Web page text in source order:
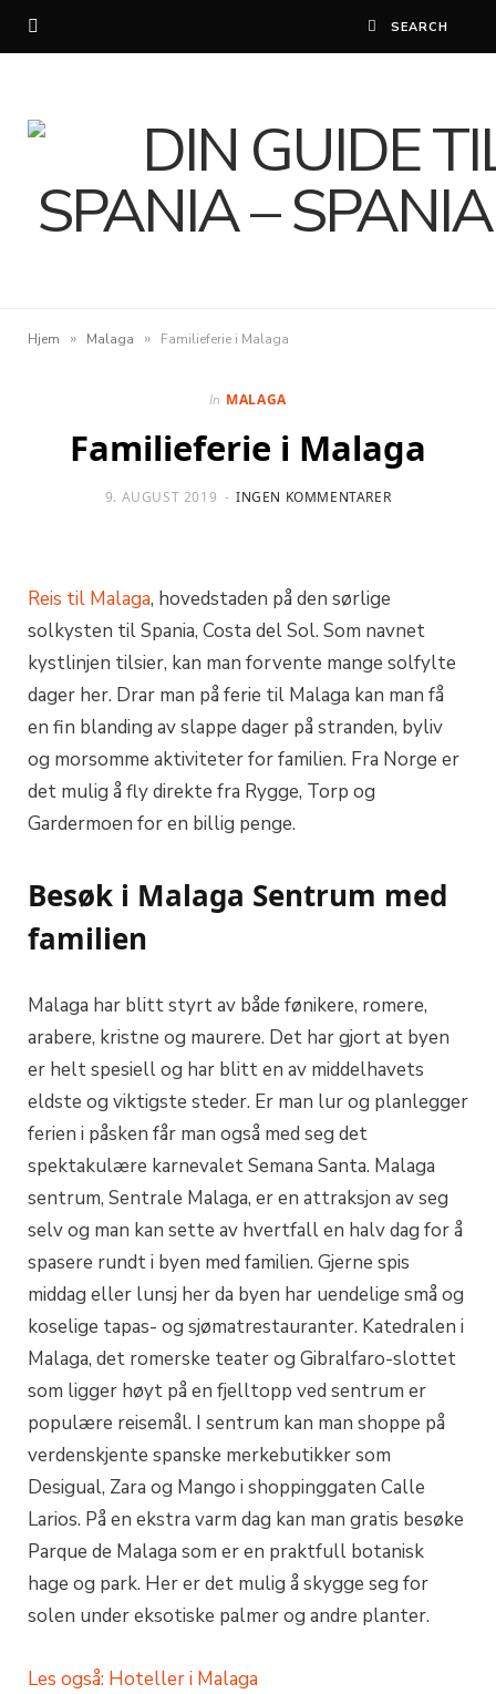
Hjem » Malaga » Familieferie i Malaga
In MALAGA
Familieferie i Malaga
9. AUGUST 2019 INGEN KOMMENTARER
Reis til Malaga, hovedstaden på den sørlige
solkysten til Spania, Costa del Sol. Som navnet
kystlinjen tilsier, kan man forvente mange solfylte
dager her. Drar man på ferie til Malaga kan man få
en fin blanding av slappe dager på stranden, byliv
og morsomme aktiviteter for familien. Fra Norge er
det mulig å fly direkte fra Rygge, Torp og
Gardermoen for en billig penge.
Besøk i Malaga Sentrum med
familien
Malaga har blitt styrt av både fønikere, romere,
arabere, kristne og maurere. Det har gjort at byen
er helt spesiell og har blitt en av middelhavets
eldste og viktigste steder. Er man lur og planlegger
ferien i påsken får man også med seg det
spektakulære karnevalet Semana Santa. Malaga
sentrum, Sentrale Malaga, er en attraksjon av seg
selv og man kan sette av hvertfall en halv dag for å
spasere rundt i byen med familien. Gjerne spis
middag eller lunsj her da byen har uendelige små og
koselige tapas- og sjømatrestauranter. Katedralen i
Malaga, det romerske teater og Gibralfaro-slottet
som ligger høyt på en fjelltopp ved sentrum er
populære reisemål. I sentrum kan man shoppe på
verdenskjente spanske merkebutikker som
Desigual, Zara og Mango i shoppinggaten Calle
Larios. På en ekstra varm dag kan man gratis besøke
Parque de Malaga som er en praktfull botanisk
hage og park. Her er det mulig å skygge seg for
solen under eksotiske palmer og andre planter.
Les også: Hoteller i Malaga